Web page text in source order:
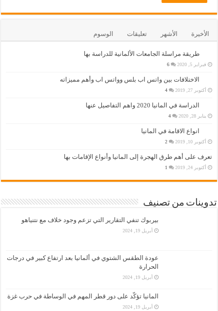
الأخيرة الأشهر تعليقات الوسوم
طريقة مراسلة الجامعات الألمانية للدراسة بها
فبراير 5, 2020 6
الاختلافات بين واتس اب بلس وواتس اب وأهم مميزاته
أكتوبر 27, 2019 4
الدراسة في المانيا 2020 واهم التفاصيل عنها
يناير 28, 2020 4
انواع الاقامة في المانيا
أكتوبر 10, 2019 2
تعرف على أهم طرق الهجرة إلى المانيا وأنواع الإقامات بها
أكتوبر 24, 2019 1
تدوينات من تصنيف
بيربوك تنفي التقارير التي تزعم وجود خلاف مع نتنياهو
أبريل 19, 2024
عودة الطقس الشتوي في ألمانيا بعد ارتفاع كبير في درجات
الحرارة
أبريل 19, 2024
المانيا تؤكّد على دور قطر المهم في الوساطة في حرب غزة
أبريل 19, 2024